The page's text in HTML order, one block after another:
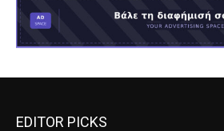
EDITOR PICKS